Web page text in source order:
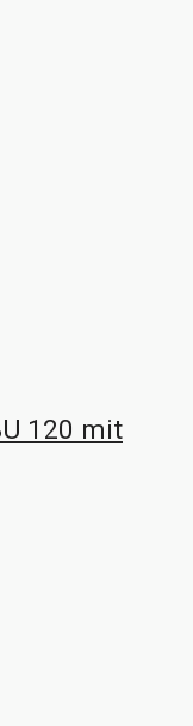
120 mit